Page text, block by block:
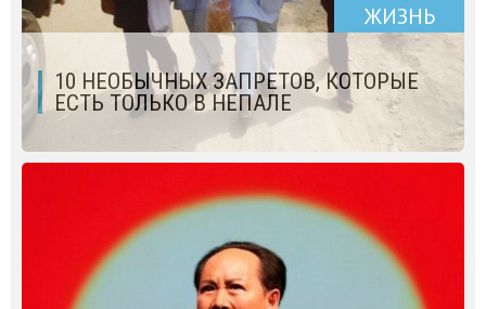
ЖИЗНЬ
10 НЕОБЫЧНЫХ ЗАПРЕТОВ, КОТОРЫЕ
ЕСТЬ ТОЛЬКО В НЕПАЛЕ